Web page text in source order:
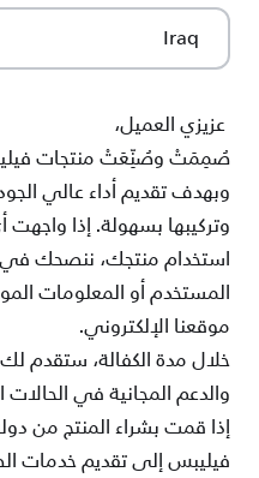
Iraq
عزيزي العميل،
صُمِمَتْ وصُنِّعَتْ منتجات
وبهدف تقديم أداء عالي
وتركيبها بسهولة. إذا واجهت
استخدام منتجك، ننصحك في
المستخدم أو المعلومات
موقعنا الإلكتروني.
خلال مدة الكفالة، ستقدم
والدعم المجانية في
إذا قمت بشراءالمنتج من
فيليبس إلى تقديم خدمات